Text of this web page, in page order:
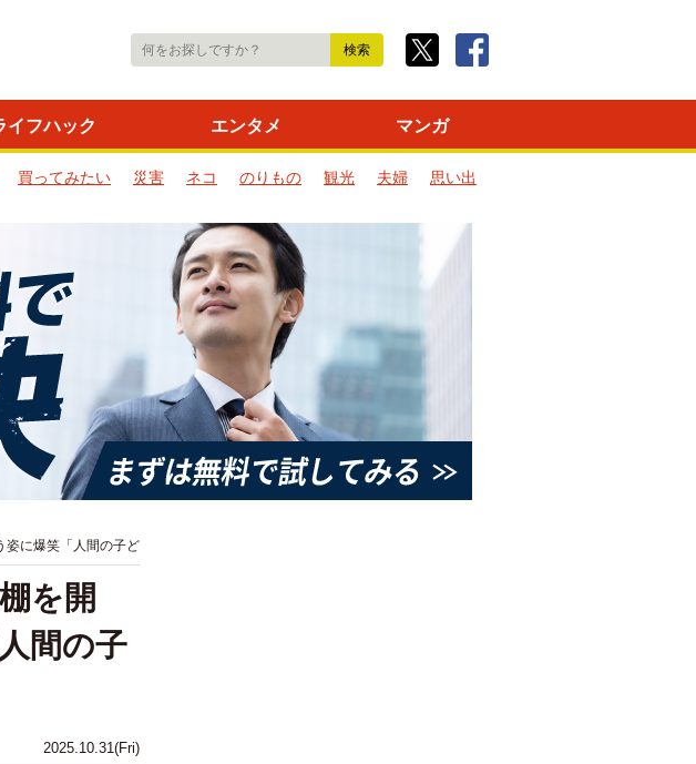
イフハック エンタメ マンガ
買ってみたい 災害 ネコ のりもの 観光 夫婦
思い出
姿に爆笑「人間の子ど
2025.10.31(Fri)
を開
間の子